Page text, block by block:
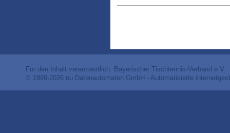
Für den Inhalt verantwortlich: Bayerischer Tischtennis-Verband e.V.
© 1999-2026 nu Datenautomaten GmbH - Automatisierte